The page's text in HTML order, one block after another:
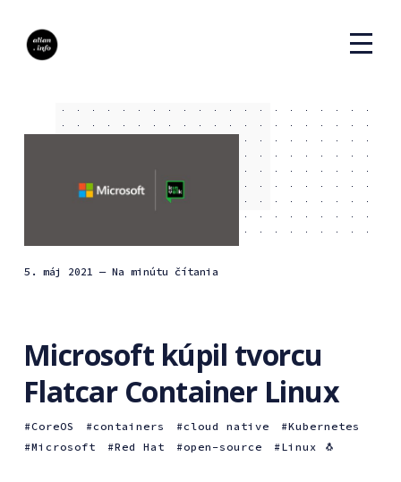
5. máj 2021 — Na minútu čítania
Microsoft kúpil tvorcu
Flatcar Container Linux
CoreOS containers cloud native
Kubernetes
Microsoft
Red Hat open-source Linux 🐧